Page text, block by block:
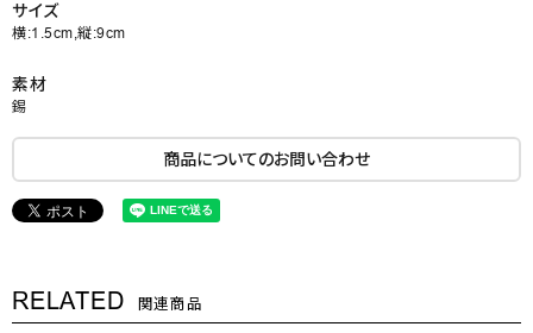
サイズ
横:1.5cm,縦:9cm
素材
錫
商品についてのお問い合わせ
RELATED 関連商品